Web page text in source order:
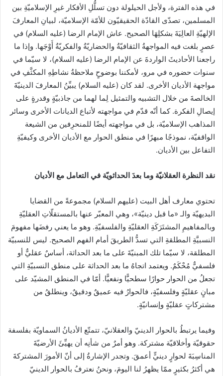
في هذه الفترة، ولأجل الحيلولة دون تسلُّلِ الأفكار غيرِ الإسلاميّةِ بين
المسلمين، تصدّى القادّة الحقيقيّون للأمّة الإسلاميّة، لبيانِ المعارفَ
الإلهيّةِ العالِيَةَ بشكلِهَا الصحيح. عاش الإمام الرضا (عليه السلام) في
عصرٍ بلغت فيه المواجهةُ الثقافيّةُ والحضاريّةُ والفكريّةُ أَوْجَها. وإذا ما
راجعنا الأحاديثَ الواردةَ عن الإمام الرضا (عليه السلام)، لا سيّما في
سنوات حضوره في مرو، لأمكننا بوضوحٍ ملاحظةُ نشاطِهِ المكثَّفِ في
مواجهة الأديان الأخرى. لقد كان (عليه السلام) يبيِّنُ المعارفَ الدينيّةَ
الخالصةَ من خلال التشبيه والتمثيل لِما لهما من جاذبيّةٍ وقدرةٍ على
إيصالِ الفكرة. كما أنّه قدّم في مواجهته لأتباع الديانات الأخرى وسائر
المذاهب الإسلاميّة، بل في مواجهته أيضًا للمنحرِفين من الشيعة
الواقفيّة، نموذجًا مبهرًا في منطق الحوار مع الأديان الأخرى وكيفيّةِ
التفاعل بين الأديان.
نقد النظرة العقلانيّة وما بعدَ الحداثويّة في التعامل مع الأديان
تحتوي معارف أهل البيت (عليهم السلام) مجموعةً من القضايا
البديهيّة والـ «ما قبل دينيّة»، وهي المعبّر عنها بالمستقلّاتِ العقليّةِ
وبالمفاهيمِ المشتَرَكَةِ العقليّةِ والفلسفيّةِ. وهو ما يعني رفضَها مفهومَ
النسبيَّةِ المطلقةِ التي تسدُّ الطريقَ أمام الفهم الصحيح. ليس للنسبيّة
المطلقة، لا سيّما تلك المبنيّةَ على ما بعد الحداثة، أساسٌ عقليٌّ أو
فلسفيٌّ مُحْكَمٌ. ويعتمد اتجاهُ ما بعد الحداثة على منطق النسبيّةِ التي
تجعلُ من الحوار حوارًا سطحيًّا ونفعيًّا. أمّا في المنطق المشيّد على
مبانٍ عقليّةٍ وفلسفيّةٍ، فالحوارُ فيه عميقٌ ودقيقٌ، وينطلقُ من
مشتركاتٍ عقليّةٍ وإنسانيّةٍ.
وفيما يرتبطُ بالحوار الدينيّ والعقلانيّ، تتمتّع الأديانُ السماويّة بفلسفة
حقوقيّة وأخلاقيّة مشتركة. وهو أمرٌ من شأنِه أن يهيِّئَ الأرضيّةَ
المناسِبَةَ لحوارٍ دينيٍّ أعمقَ. وتجدر الإشارةُ إلى أنّ الأمورَ المشتركةَ
هي أكثرُ بكثيرٍ ممّا يظهرُ لنا اليومَ، ونحنُ نعترفُ بالحوار الدينيّ